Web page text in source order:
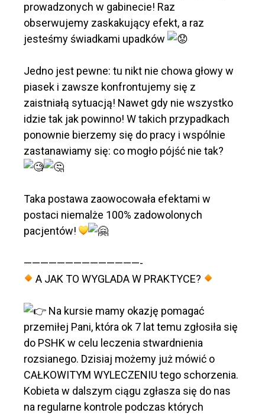
prowadzonych w gabinecie! Raz
obserwujemy zaskakujący efekt, a raz
jesteśmy świadkami upadków
Jedno jest pewne: tu nikt nie chowa głowy w
piasek i zawsze konfrontujemy się z
zaistniałą sytuacją! Nawet gdy nie wszystko
idzie tak jak powinno! W takich przypadkach
ponownie bierzemy się do pracy i wspólnie
zastanawiamy się: co mogło pójść nie tak?
Taka postawa zaowocowała efektami w
postaci niemalże 100% zadowolonych
pacjentów!
——————————————-
A JAK TO WYGLADA W PRAKTYCE?
Na kursie mamy okazję pomagać
przemiłej Pani, która ok 7 lat temu zgłosiła się
do PSHK w celu leczenia stwardnienia
rozsianego. Dzisiaj możemy już mówić o
CAŁKOWITYM WYLECZENIU tego schorzenia.
Kobieta w dalszym ciągu zgłasza się do nas
na regularne kontrole podczas których